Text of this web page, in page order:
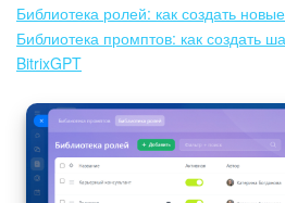
Библиотека ролей: как создать
Библиотека промптов: как создать
BitrixGPT